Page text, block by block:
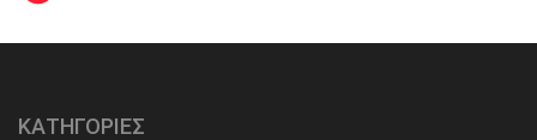
ΚΑΤΗΓΟΡΙΕΣ